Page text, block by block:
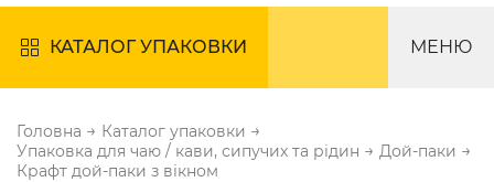
КАТАЛОГ УПАКОВКИ МЕНЮ
Головна → Каталог упаковки →
Упаковка для чаю / кави, сипучих та рідин → Дой-паки →
Крафт дой-паки з вікном